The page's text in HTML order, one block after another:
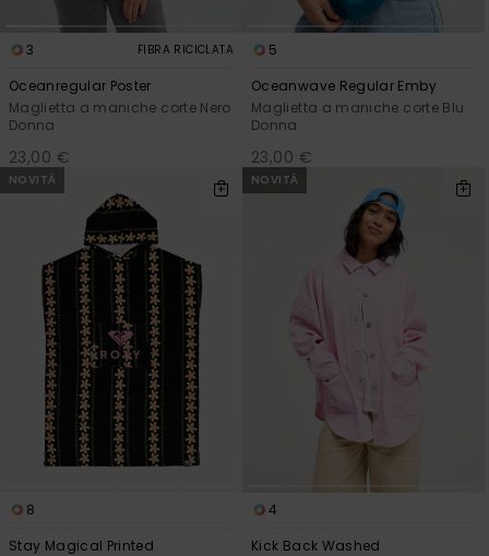
3 FIBRA RICICLATA
Oceanregular Poster
Maglietta a maniche corte Nero
Donna
23,00 €
5
Oceanwave Regular Emby
Maglietta a maniche corte Blu
Donna
23,00 €
NOVITÀ
8
Stay Magical Printed
NOVITÀ
4
Kick Back Washed